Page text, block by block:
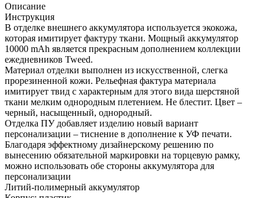
Описание
Инструкция
В отделке внешнего аккумулятора используется экокожа,
которая имитирует фактуру ткани. Мощный аккумулятор
10000 mAh является прекрасным дополнением коллекции
ежедневников Tweed.
Материал отделки выполнен из искусственной, слегка
прорезиненной кожи. Рельефная фактура материала
имитирует твид с характерным для этого вида шерстяной
ткани мелким однородным плетением. Не блестит. Цвет –
черный, насыщенный, однородный.
Отделка ПУ добавляет изделию новый вариант
персонализации – тиснение в дополнение к УФ печати.
Благодаря эффектному дизайнерскому решению по
вынесению обязательной маркировки на торцевую рамку,
можно использовать обе стороны аккумулятора для
персонализации
Литий-полимерный аккумулятор